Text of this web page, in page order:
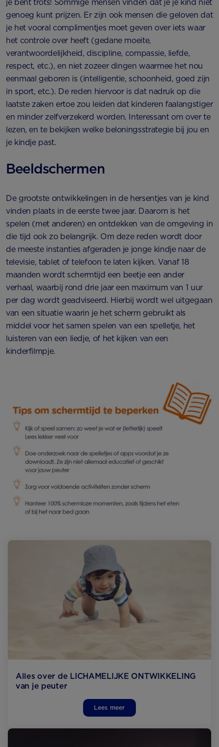
je bent trots! Sommige mensen vinden dat je je kind niet
genoeg kunt prijzen. Er zijn ook mensen die geloven dat
je het vooral complimentjes moet geven over iets waar
het controle over heeft (gedane moeite,
verantwoordelijkheid, discipline, compassie, liefde,
respect, etc.), en niet zozeer dingen waarmee het nou
eenmaal geboren is (intelligentie, schoonheid, goed zijn
in sport, etc.). De reden hiervoor is dat nadruk op die
laatste zaken ertoe zou leiden dat kinderen faalangstiger
en minder zelfverzekerd worden. Interessant om over te
lezen, en te bekijken welke beloningsstrategie bij jou en
je kindje past.
Beeldschermen
De grootste ontwikkelingen in de hersentjes van je kind
vinden plaats in de eerste twee jaar. Daarom is het
spelen (met anderen) en ontdekken van de omgeving in
die tijd ook zo belangrijk. Om deze reden wordt door
de meeste instanties afgeraden je jonge kindje naar de
televisie, tablet of telefoon te laten kijken. Vanaf 18
maanden wordt schermtijd een beetje een ander
verhaal, waarbij rond drie jaar een maximum van 1 uur
per dag wordt geadviseerd. Hierbij wordt wel uitgegaan
van een situatie waarin je het scherm gebruikt als
middel voor het samen spelen van een spelletje, het
luisteren van een liedje, of het kijken van een
kinderfilmpje.
Alles over de LICHAMELIJKE ONTWIKKELING
van je peuter
Lees meer